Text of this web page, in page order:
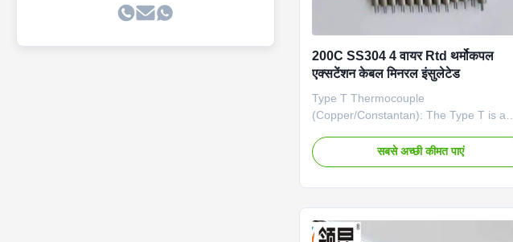
200C SS304 4 वायर Rtd थर्मोकपल
एक्सटेंशन केबल मिनरल इंसुलेटेड
Type T Thermocouple
(Copper/Constantan): The Type T is a
used in extremely low temperature
applications such as cryogenics or ultra
392F (–200C to 200C).. Quick detail
सबसे अच्छी कीमत पाएं